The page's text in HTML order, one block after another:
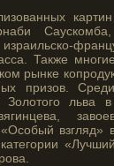
Также
рынке
призов.
Золотого
взгляд»